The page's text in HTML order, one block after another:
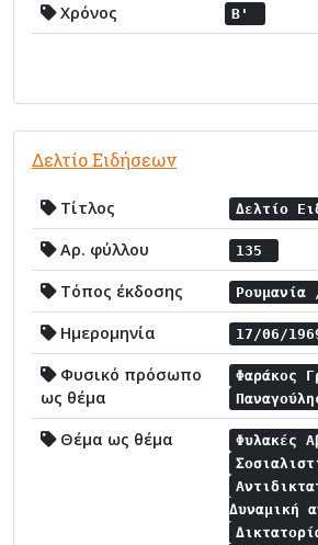
Χρόνος Β'
Δελτίο Ειδήσεων
Τίτλος Δελτίο
Αρ. φύλλου 135
Τόπος έκδοσης Ρουμανία
Ημερομηνία 17/06/
Φυσικό πρόσωπο
ως θέμα
Φαράκος
Θέμα ως θέμα
Φυλακές
Δυναμική